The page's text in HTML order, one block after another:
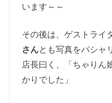
います～～
その後は、ゲストライ
さんとも写真をパシャ
店長曰く、「ちゃりん
かりでした」